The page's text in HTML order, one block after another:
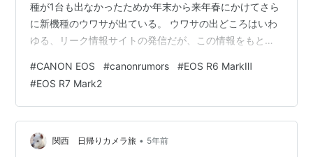
種が1台も出なかったためか年末から来年春にかけてさら
に新機種のウワサが出ている。 ウワサの出どころはいわ
ゆる、リーク情報サイトの発信だが、この情報をもとに
特定のサイトからの情報はメーカーと裏で繋がっている
のか、概ね信ぴょう性が高いので恐らく、話半分ではな
く80％以上の確率で実現すると思う。 R3と同じ積層型
センサーを搭載してくるのか？？？ 具体的に上がってき
ている機種は、中堅機種のR6Mark3。現行モデル発売後
#CANON EOS #canonrumors #EOS R6 MarkⅢ
#EOS R7 Mark2
関西 日帰りカメラ旅 • 5年前